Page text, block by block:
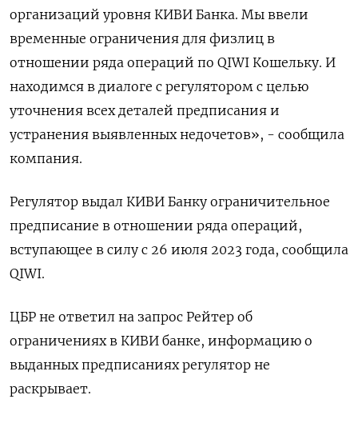
организаций уровня КИВИ Банка. Мы ввели
временные ограничения для физлиц в
отношении ряда операций по QIWI Кошельку. И
находимся в диалоге с регулятором с целью
уточнения всех деталей предписания и
устранения выявленных недочетов», - сообщила
компания.
Регулятор выдал КИВИ Банку ограничительное
предписание в отношении ряда операций,
вступающее в силу с 26 июля 2023 года, сообщила
QIWI.
ЦБР не ответил на запрос Рейтер об
ограничениях в КИВИ банке, информацию о
выданных предписаниях регулятор не
раскрывает.